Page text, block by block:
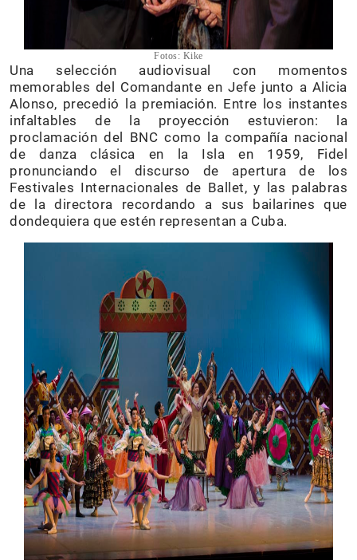
Fotos: Kike
Una selección audiovisual con momentos
memorables del Comandante en Jefe junto a Alicia
Alonso, precedió la premiación. Entre los instantes
infaltables de la proyección estuvieron: la
proclamación del BNC como la compañía nacional
de danza clásica en la Isla en 1959, Fidel
pronunciando el discurso de apertura de los
Festivales Internacionales de Ballet, y las palabras
de la directora recordando a sus bailarines que
dondequiera que estén representan a Cuba.